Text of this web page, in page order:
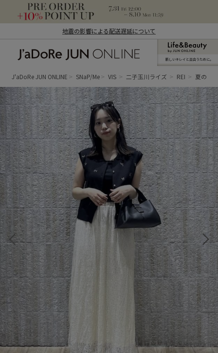
地震の影響による配送遅延について
ン オンライン）
新しいキレイと出合うために。
J'aDoRe JUN ONLINE SNaP/Me VIS 二子玉川ライズ REI 夏のお